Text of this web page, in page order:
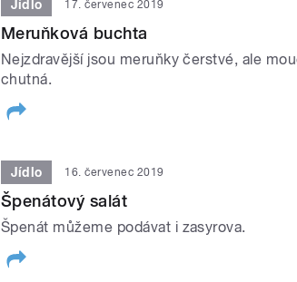
Jídlo 17. červenec 2019
Meruňková buchta
Nejzdravější jsou meruňky čerstvé, ale
chutná.
Jídlo 16. červenec 2019
Špenátový salát
Špenát můžeme podávat i zasyrova.